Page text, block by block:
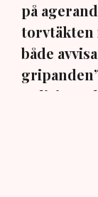
på
torvtäkten
både